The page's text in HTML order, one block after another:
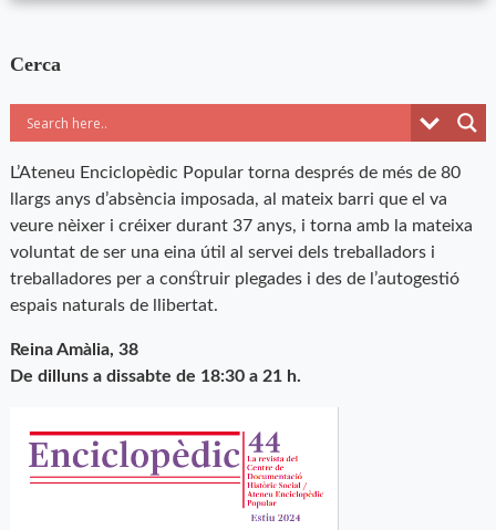
Cerca
L’Ateneu Enciclopèdic Popular torna després de més de 80
llargs anys d’absència imposada, al mateix barri que el va
veure nèixer i créixer durant 37 anys, i torna amb la mateixa
voluntat de ser una eina útil al servei dels treballadors i
treballadores per a construir plegades i des de l’autogestió
espais naturals de llibertat.
Reina Amàlia, 38
De dilluns a dissabte de 18:30 a 21 h.